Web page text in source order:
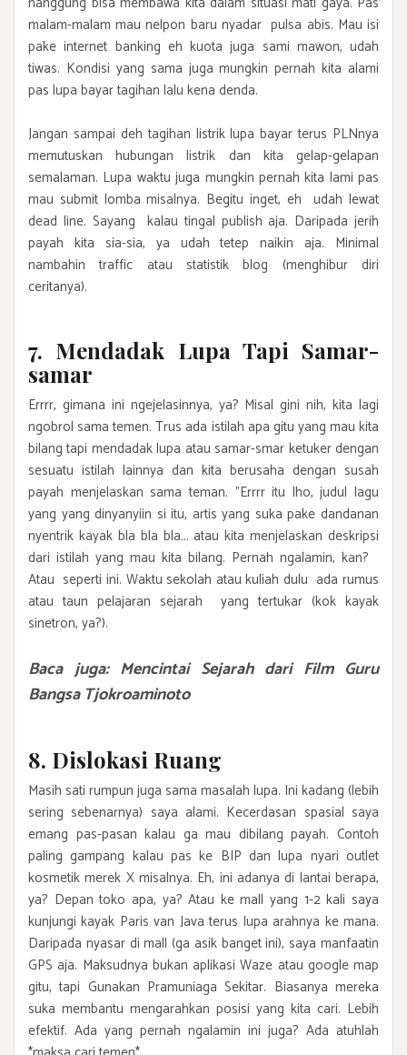
malam-malam mau nelpon baru nyadar pulsa abis. Mau isi
pake internet banking eh kuota juga sami mawon, udah
tiwas. Kondisi yang sama juga mungkin pernah kita alami
pas lupa bayar tagihan lalu kena denda.
Jangan sampai deh tagihan listrik lupa bayar terus PLNnya
memutuskan hubungan listrik dan kita gelap-gelapan
semalaman. Lupa waktu juga mungkin pernah kita lami pas
mau submit lomba misalnya. Begitu inget, eh udah lewat
dead line. Sayang kalau tingal publish aja. Daripada jerih
payah kita sia-sia, ya udah tetep naikin aja. Minimal
nambahin traffic atau statistik blog (menghibur diri
ceritanya).
7. Mendadak Lupa Tapi Samar-
samar
Errrr, gimana ini ngejelasinnya, ya? Misal gini nih, kita lagi
ngobrol sama temen. Trus ada istilah apa gitu yang mau kita
bilang tapi mendadak lupa atau samar-smar ketuker dengan
sesuatu istilah lainnya dan kita berusaha dengan susah
payah menjelaskan sama teman. "Errrr itu lho, judul lagu
yang yang dinyanyiin si itu, artis yang suka pake dandanan
nyentrik kayak bla bla bla... atau kita menjelaskan deskripsi
dari istilah yang mau kita bilang. Pernah ngalamin, kan?
Atau seperti ini. Waktu sekolah atau kuliah dulu ada rumus
atau taun pelajaran sejarah yang tertukar (kok kayak
sinetron, ya?).
Baca juga: Mencintai Sejarah dari Film Guru
Bangsa Tjokroaminoto
8. Dislokasi Ruang
Masih sati rumpun juga sama masalah lupa. Ini kadang (lebih
sering sebenarnya) saya alami. Kecerdasan spasial saya
emang pas-pasan kalau ga mau dibilang payah. Contoh
paling gampang kalau pas ke BIP dan lupa nyari outlet
kosmetik merek X misalnya. Eh, ini adanya di lantai berapa,
ya? Depan toko apa, ya? Atau ke mall yang 1-2 kali saya
kunjungi kayak Paris van Java terus lupa arahnya ke mana.
Daripada nyasar di mall (ga asik banget ini), saya manfaatin
GPS aja. Maksudnya bukan aplikasi Waze atau google map
gitu, tapi Gunakan Pramuniaga Sekitar. Biasanya mereka
suka membantu mengarahkan posisi yang kita cari. Lebih
efektif. Ada yang pernah ngalamin ini juga? Ada atuhlah